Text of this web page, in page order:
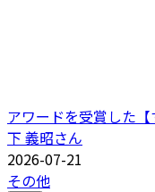
アワードを受賞した
下 義昭さん
2026-07-21
その他